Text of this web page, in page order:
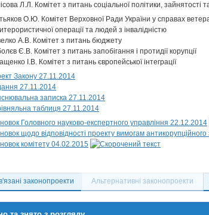
Л.Л. Комітет з питань соціальної політики, зайнятості
О.Ю. Комітет Верховної Ради України у справах
операції та людей з інвалідністю
А.В. Комітет з питань бюджету
Є.В. Комітет з питань запобігання і протидії корупції
І.В. Комітет з питань європейської інтеграції
Закону 27.11.2014
27.11.2014
записка 27.11.2014
таблиця 27.11.2014
Головного науково-експертного управління 22.12.2014
щодо відповідності проекту вимогам
комітету 04.02.2015
законопроекти Альтернативні законопроекти